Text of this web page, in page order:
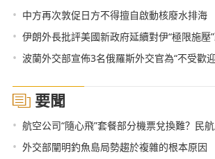
• 中方再次敦促日方不得擅自啟動核廢水排海
• 伊朗外長批評美國新政府延續對伊“極限施壓
• 波蘭外交部宣佈3名俄羅斯外交官為“不受歡
要聞
• 航空公司“隨心飛”套餐部分機票兌換難？民
• 外交部闡明釣魚島局勢趨於複雜的根本原因